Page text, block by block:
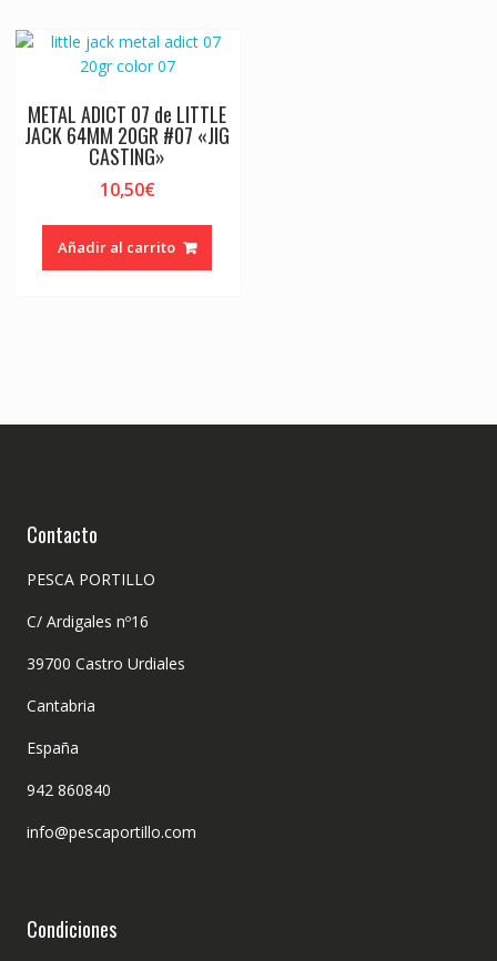
METAL ADICT 07 de LITTLE
JACK 64MM 20GR #07 «JIG
CASTING»
10,50€
Añadir al carrito
Contacto
PESCA PORTILLO
C/ Ardigales nº16
39700 Castro Urdiales
Cantabria
España
942 860840
info@pescaportillo.com
Condiciones